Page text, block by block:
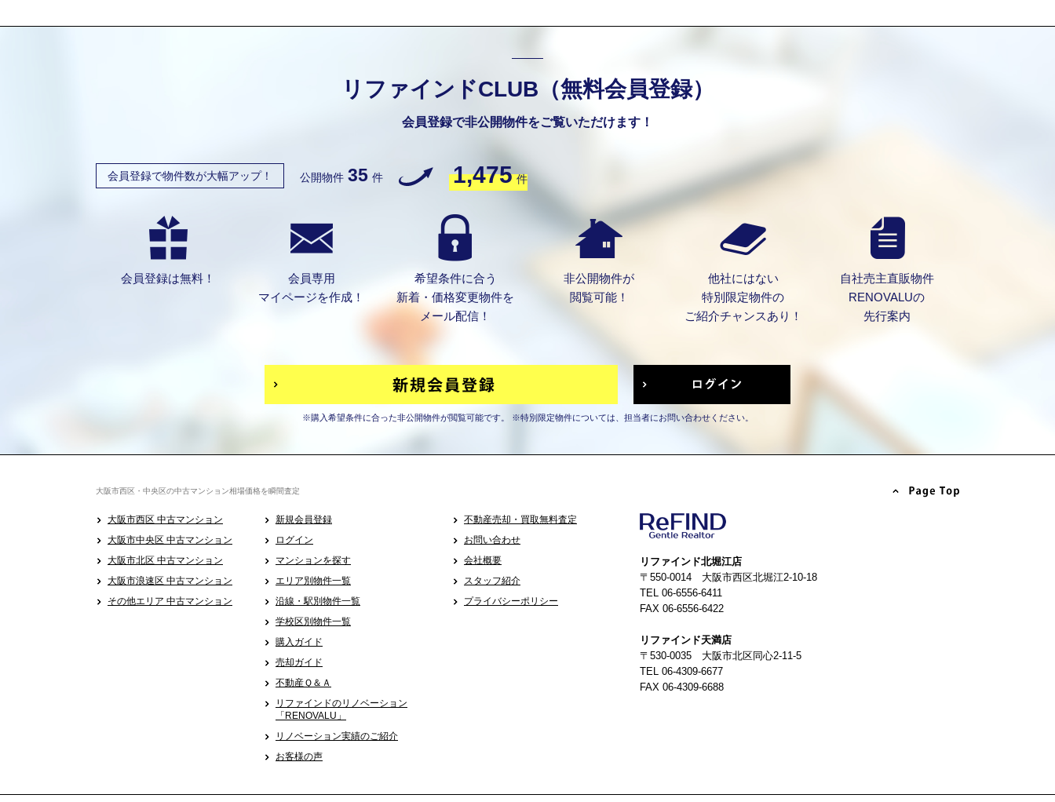
リファインドCLUB（無料会員登録）
会員登録で非公開物件をご覧いただけます！
会員登録で物件数が大幅アップ！ 公開物件 35 件 1,475 件
会員登録は無料！
会員専用
マイページを作成！
希望条件に合う
新着・価格変更物件を
メール配信！
非公開物件が
閲覧可能！
他社にはない
特別限定物件の
ご紹介チャンスあり！
自社売主直販物件
RENOVALUの
先行案内
※購入希望条件に合った非公開物件が閲覧可能です。 ※特別限定物件については、担当者にお問い合わせください。
大阪市西区・中央区の中古マンション相場価格を瞬間査定
大阪市西区 中古マンション
大阪市中央区 中古マンション
大阪市北区 中古マンション
大阪市浪速区 中古マンション
その他エリア 中古マンション
新規会員登録
ログイン
マンションを探す
エリア別物件一覧
沿線・駅別物件一覧
学校区別物件一覧
購入ガイド
売却ガイド
不動産Ｑ＆Ａ
リファインドのリノベーション
「RENOVALU」
リノベーション実績のご紹介
お客様の声
不動産売却・買取無料査定
お問い合わせ
会社概要
スタッフ紹介
プライバシーポリシー
リファインド北堀江店
〒550-0014 大阪市西区北堀江2-10-18
TEL 06-6556-6411
FAX 06-6556-6422
リファインド天満店
〒530-0035 大阪市北区同心2-11-5
TEL 06-4309-6677
FAX 06-4309-6688